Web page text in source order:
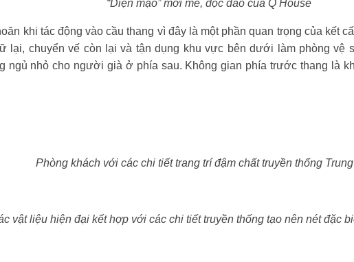
“Diện mạo” mới mẻ, độc đáo của Q House
khi tác động vào cầu thang vì đây là một phần quan trọng của kết
lại, chuyển vế còn lại và tận dụng khu vực bên dưới làm phòng vệ
ngủ nhỏ cho người già ở phía sau. Không gian phía trước thang là
Phòng khách với các chi tiết trang trí đậm chất truyền thống
vật liệu hiện đại kết hợp với các chi tiết truyền thống tạo nên nét đặc